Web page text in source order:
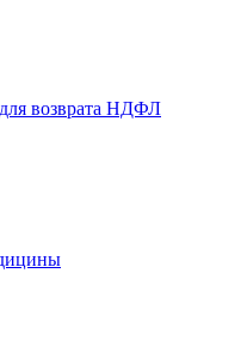
возврата НДФЛ